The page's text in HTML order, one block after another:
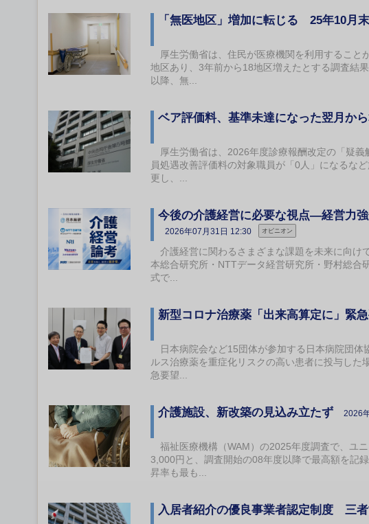
「無医地区」増加に転じる 25年10月末
厚生労働省は、住民が医療機関を利用すること
地区あり、3年前から18地区増えたとする調査結
以降、無...
ベア評価料、基準未達になった翌月か
厚生労働省は、2026年度診療報酬改定の「疑義
員処遇改善評価料の対象職員が「0人」になるな
更し、...
今後の介護経営に必要な視点―経営力
2026年07月31日 12:30 オピニオン
介護経営に関わるさまざまな課題を未来に向け
本総合研究所・NTTデータ経営研究所・野村総合
式で...
新型コロナ治療薬「出来高算定に」緊
日本病院会など15団体が参加する日本病院団体
ルス治療薬を重症化リスクの高い患者に投与し
急要望...
介護施設、新改築の見込み立たず 2026
福祉医療機構（WAM）の2025年度調査で、ユ
3,000円と、調査開始の08年度以降で最高額を記
昇率も最も...
入居者紹介の優良事業者認定制度 三